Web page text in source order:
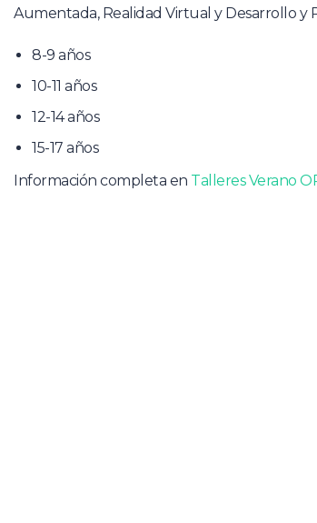
Aumentada, Realidad Virtual y Desarrollo y
8-9 años
10-11 años
12-14 años
15-17 años
Información completa en Talleres Verano